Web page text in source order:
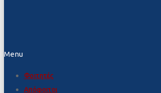
Menu
Φοιτητές
Απόφοιτοι